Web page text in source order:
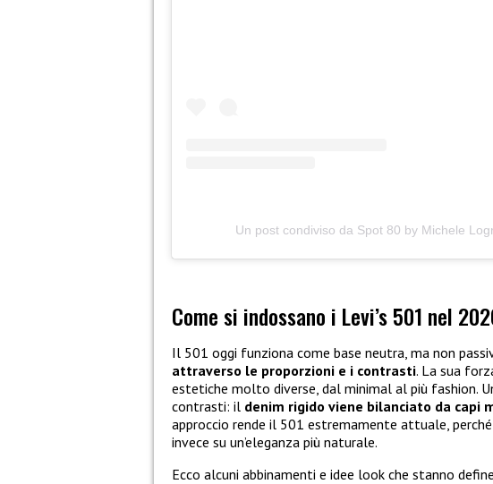
Un post condiviso da Spot 80 by Michele
Come si indossano i Levi’s 501 nel
Il 501 oggi funziona come base neutra, ma non
attraverso le proporzioni e i contrasti. La sua
estetiche molto diverse, dal minimal al più fashion.
contrasti: il denim rigido viene bilanciato da capi
approccio rende il 501 estremamente attuale,
invece su un’eleganza più naturale.
Ecco alcuni abbinamenti e idee look che stanno